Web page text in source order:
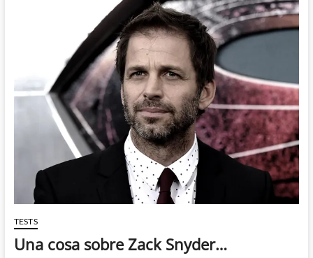
nuevos
proyectos
cinematográficos
TESTS
Una cosa sobre Zack Snyder…